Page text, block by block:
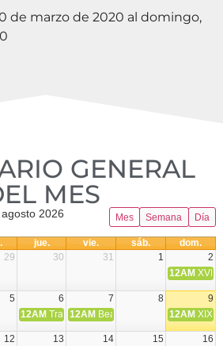
de marzo de 2020 al domingo,
GENERAL
MES​
Mes Semana Día
agosto 2026
jue. vie. sáb.
dom.
29 30 31 1
2
12AM XVIII
5 6 7 8
9
a Japón.
12AM Transfiguración del Señor
12AM Beatos Cruz Laplana,
12AM XIX
12 13 14 15
16